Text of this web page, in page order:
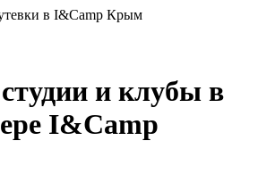
и клубы в
I&Camp